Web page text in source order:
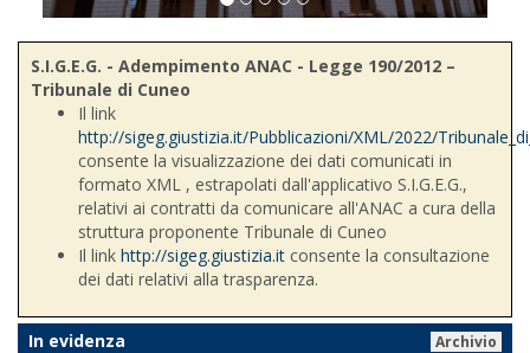
S.I.G.E.G. - Adempimento ANAC - Legge 190/2012 –
Tribunale di Cuneo
Il link
http://sigeg.giustizia.it/Pubblicazioni/XML/2022/
consente la visualizzazione dei dati comunicati in
formato XML , estrapolati dall'applicativo S.I.G.E.G.,
relativi ai contratti da comunicare all'ANAC a cura della
struttura proponente Tribunale di Cuneo
Il link http://sigeg.giustizia.it consente la consultazione
dei dati relativi alla trasparenza.
In evidenza
Archivio